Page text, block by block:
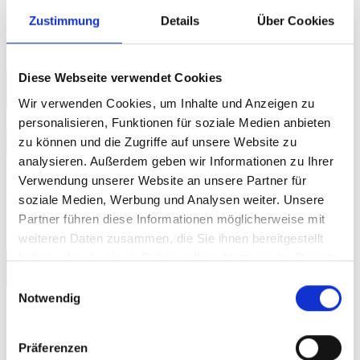
Zustimmung Details Über Cookies
Diese Webseite verwendet Cookies
Wir verwenden Cookies, um Inhalte und Anzeigen zu
personalisieren, Funktionen für soziale Medien anbieten
zu können und die Zugriffe auf unsere Website zu
analysieren. Außerdem geben wir Informationen zu Ihrer
Verwendung unserer Website an unsere Partner für
soziale Medien, Werbung und Analysen weiter. Unsere
Partner führen diese Informationen möglicherweise mit
weiteren Daten zusammen, die Sie ihnen bereitgestellt
haben oder die sie im Rahmen Ihrer Nutzung der Dienste
Notwendig
Präferenzen
Suche
Suchen
nach:
Suchen
Kategorien
2 Barrierefreiheit, Accessibility
(564)